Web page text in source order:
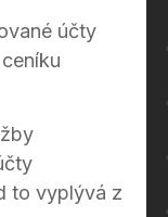
účty
to vyplývá z